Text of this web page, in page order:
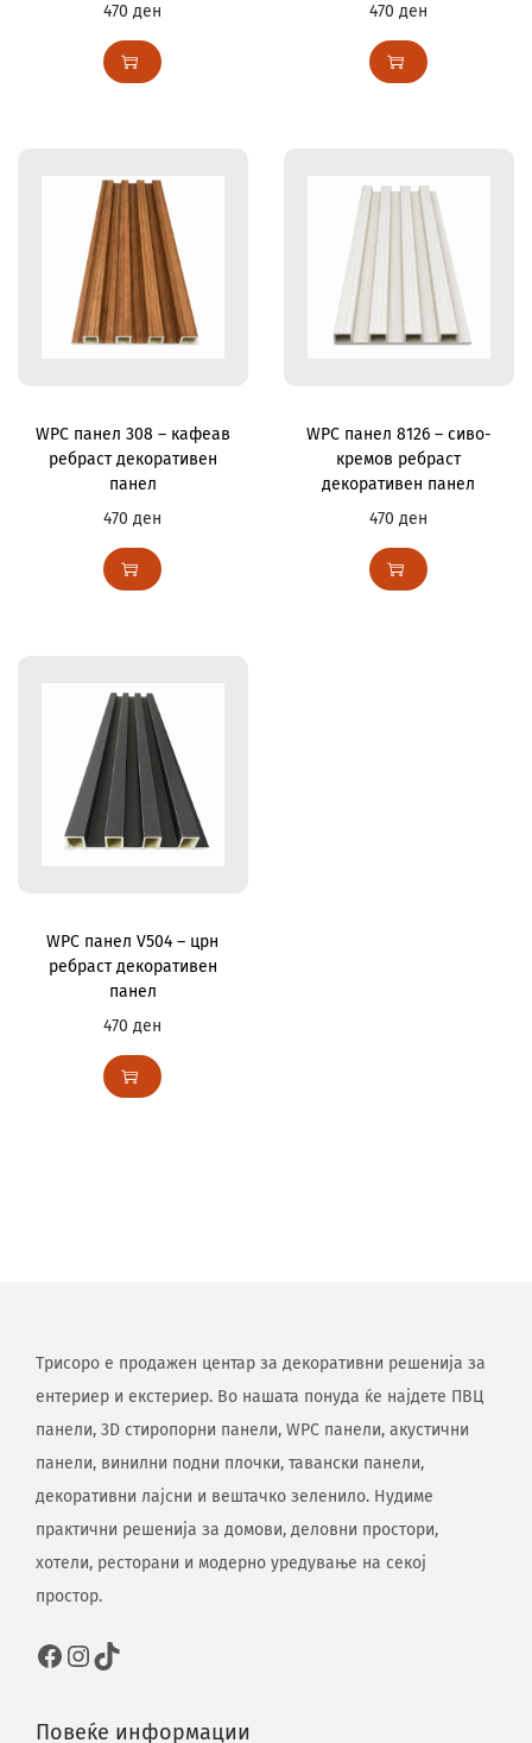
470ден
470ден
WPC панел 308 – кафеав
ребраст декоративен
панел
470ден
WPC панел 8126 – сиво-
кремов ребраст
декоративен панел
470ден
WPC панел V504 – црн
ребраст декоративен
панел
470ден
Трисоро е продажен центар за декоративни решенија за
ентериер и екстериер. Во нашата понуда ќе најдете ПВЦ
панели, 3D стиропорни панели, WPC панели, акустични
панели, винилни подни плочки, тавански панели,
декоративни лајсни и вештачко зеленило. Нудиме
практични решенија за домови, деловни простори,
хотели, ресторани и модерно уредување на секој
простор.
Повеќе информации